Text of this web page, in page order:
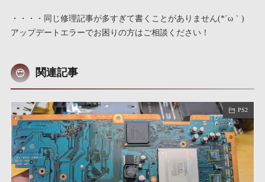
・・・・同じ修理記事が多すぎて書くことがありません(*´ω｀)
アップデートエラーでお困りの方はご相談ください！
関連記事
PS2